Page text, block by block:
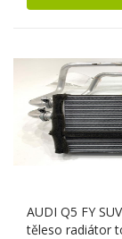
AUDI Q5 FY
těleso radiátor